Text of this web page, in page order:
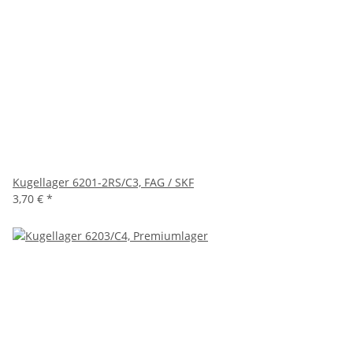
Kugellager 6201-2RS/C3, FAG / SKF
3,70 € *